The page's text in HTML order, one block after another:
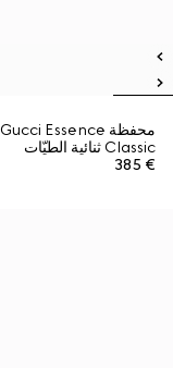
محفظة Gucci Essence
Classic ثنائية الطيّات
€ 385